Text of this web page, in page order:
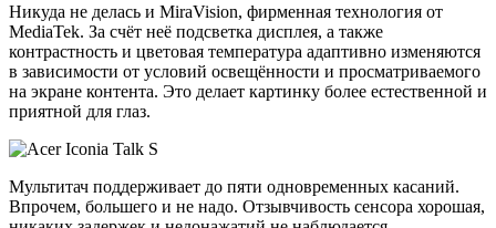
Никуда не делась и MiraVision, фирменная технология от
MediaTek. За счёт неё подсветка дисплея, а также
контрастность и цветовая температура адаптивно изменяются
в зависимости от условий освещённости и просматриваемого
на экране контента. Это делает картинку более естественной и
приятной для глаз.
Мультитач поддерживает до пяти одновременных касаний.
Впрочем, большего и не надо. Отзывчивость сенсора хорошая,